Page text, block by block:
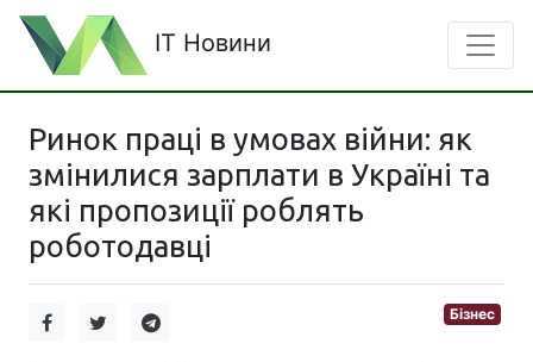
IT Новини
Ринок праці в умовах війни: як
змінилися зарплати в Україні та
які пропозиції роблять
роботодавці
Бізнес